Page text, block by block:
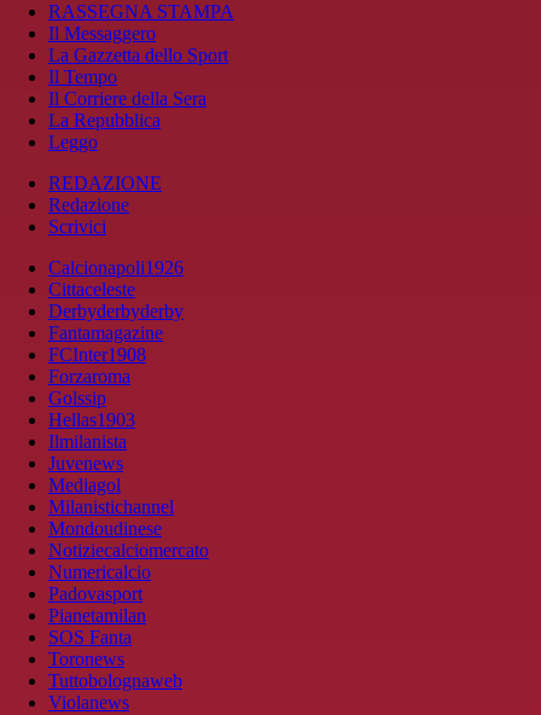
RASSEGNA STAMPA
Il Messaggero
La Gazzetta dello Sport
Il Tempo
Il Corriere della Sera
La Repubblica
Leggo
REDAZIONE
Redazione
Scrivici
Calcionapoli1926
Cittaceleste
Derbyderbyderby
Fantamagazine
FCInter1908
Forzaroma
Golssip
Hellas1903
Ilmilanista
Juvenews
Mediagol
Milanistichannel
Mondoudinese
Notiziecalciomercato
Numericalcio
Padovasport
Pianetamilan
SOS Fanta
Toronews
Tuttobolognaweb
Violanews